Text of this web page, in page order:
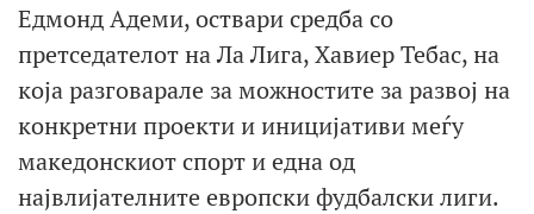
Едмонд Адеми, оствари средба со
претседателот на Ла Лига, Хавиер Тебас, на
која разговарале за можностите за развој на
конкретни проекти и иницијативи меѓу
македонскиот спорт и една од
највлијателните европски фудбалски лиги.